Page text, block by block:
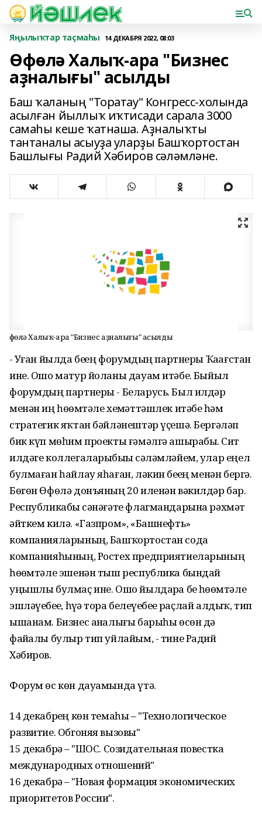
Яңылыҡтар таҫмаһы 14 ДЕКАБРЯ 2022, 08:03
Өфөлә Халыҡ-ара "Бизнес
аҙналығы" асылды
Баш ҡаланың "Торатау" Конгресс-холында
асылған йыллыҡ иҡтисади сарала 3000
самаһы кеше ҡатнаша. Аҙналыҡты
тантаналы асыуҙа уларҙы Башҡортостан
Башлығы Радий Хәбиров сәләмләне.
Өфөлә Халыҡ-ара "Бизнес аҙналығы" асылды
- Уҙған йылда беҙҙең форумдың партнеры Ҡаҙағстан
ине. Ошо матур йоланы дауам итәбеҙ. Быйыл
форумдың партнеры - Беларусь. Был илдәр
менән иң һөҙөмтәле хеҙмәттәшлек итәбеҙ һәм
стратегик яҡтан бәйләнештәр үҫешә. Бергәләп
бик күп мөһим проекты ғәмәлгә ашырабыҙ. Сит
илдәге коллегаларыбыҙҙы сәләмләйем, улар еңел
булмаған һайлау яһаған, ләкин беҙҙең менән бергә.
Бөгөн Өфөлә донъяның 20 иленән вәкилдәр бар.
Республикабыҙ сәнәғәте флагмандарына рәхмәт
әйткем килә. «Газпром», «Башнефть»
компанияларының, Башҡортостан сода
компанияһының, Ростех предприятиеларының
һөҙөмтәле эшенән тыш республика бындай
уңышлы булмаҫ ине. Ошо йылдарҙа беҙ һөҙөмтәле
эшләүебеҙҙе, һүҙҙә тора белеүебеҙҙе раҫлай алдыҡ, тип
ышанам. Бизнес аҙналығы барыһы өсөн дә
файҙалы булыр тип уйлайым, - тине Радий
Хәбиров.
Форум өс көн дауамында үтә.
14 декабрҙең көн темаһы – "Технологическое
развитие. Обгоняя вызовы"
15 декабрҙә – "ШОС. Созидательная повестка
международных отношений"
16 декабрҙә – "Новая формация экономических
приоритетов России".